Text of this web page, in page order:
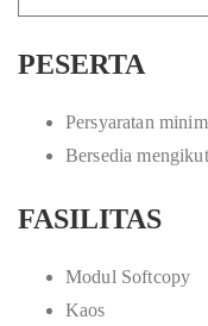
PESERTA
Persyaratan
Bersedia
FASILITAS
Modul Softcopy
Kaos